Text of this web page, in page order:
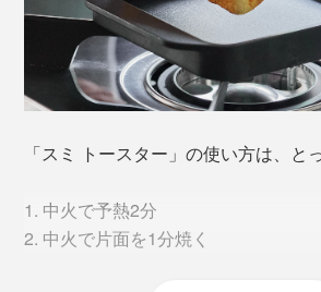
製造しています。
「スミ トースター」の使い方は、と
1. 中火で予熱2分
2. 中火で片面を1分焼く